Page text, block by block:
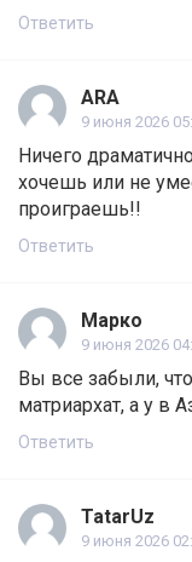
Ответить
ARA
9 июня 2026
Ничего
хочешь или не
проиграешь!!
Ответить
Марко
9 июня 2026
Вы все забыли,
матриархат, а у в
Ответить
TatarUz
9 июня 2026